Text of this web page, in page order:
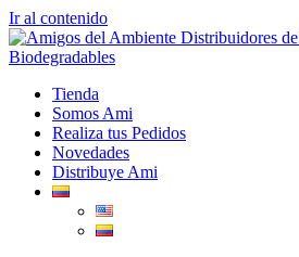
Ir al contenido
Tienda
Somos Ami
Realiza tus Pedidos
Novedades
Distribuye Ami